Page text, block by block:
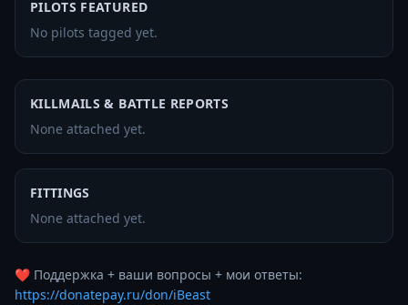
PILOTS FEATURED
No pilots tagged yet.
KILLMAILS & BATTLE REPORTS
None attached yet.
FITTINGS
None attached yet.
https://donatepay.ru/don/iBeast